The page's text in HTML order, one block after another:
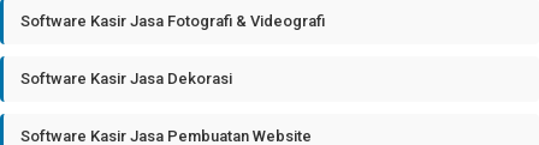
Software Kasir Jasa Fotografi & Videografi
Software Kasir Jasa Dekorasi
Software Kasir Jasa Pembuatan Website